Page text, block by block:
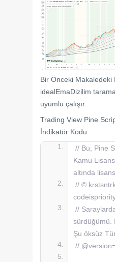
Bir Önceki Makaledeki
idealEmaDizilim
uyumlu çalışır.
Trading View Pine
İndikatör Kodu
// Bu, Pine
Kamu
altında
// ©
//
sürdüğümü.
Şu öksüz
//